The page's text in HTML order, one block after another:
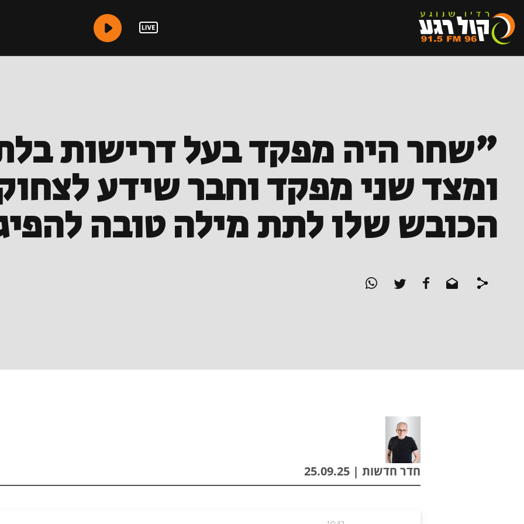
"שחר היה מפקד בעל דרישות
ומצד שני מפקד וחבר שידע
הכובש שלו לתת מילה טובה
חדר חדשות | 25.09.25